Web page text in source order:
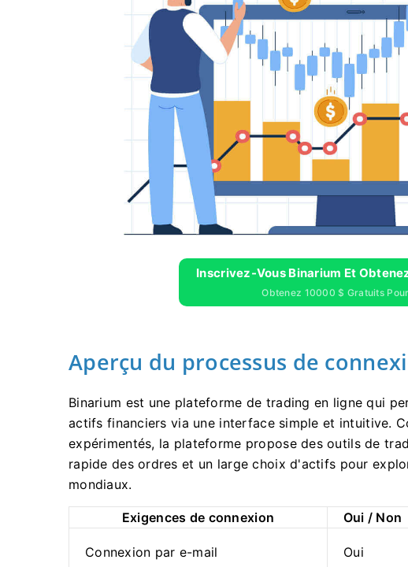
Inscrivez-Vous Binarium Et
Obtenez 10000 $ Gratuits
Aperçu du processus de
Binarium est une plateforme de trading en ligne qui
actifs financiers via une interface simple et intuitive.
expérimentés, la plateforme propose des outils de
rapide des ordres et un large choix d'actifs pour
mondiaux.
Exigences de connexion Oui / Non
Connexion par e-mail Oui